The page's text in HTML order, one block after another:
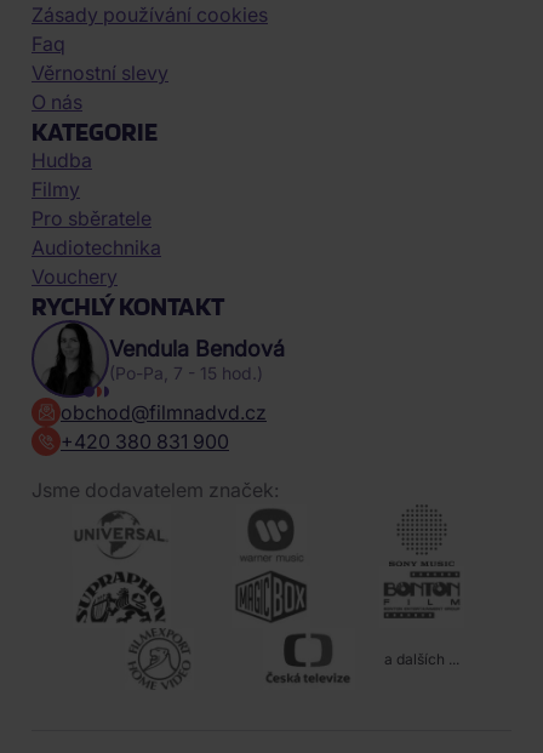
Zásady používání cookies
Faq
Věrnostní slevy
O nás
KATEGORIE
Hudba
Filmy
Pro sběratele
Audiotechnika
Vouchery
RYCHLÝ KONTAKT
Vendula Bendová
(Po-Pa, 7 - 15 hod.)
obchod@filmnadvd.cz
+420 380 831 900
Jsme dodavatelem značek:
a dalších ...